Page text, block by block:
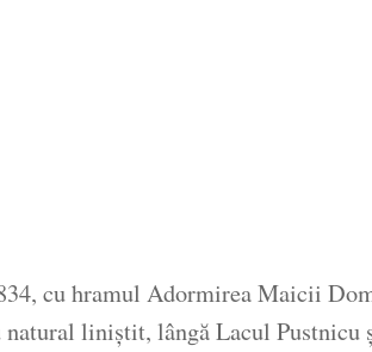
cu hramul Adormirea Maicii
natural liniștit, lângă Lacul Pustnicu